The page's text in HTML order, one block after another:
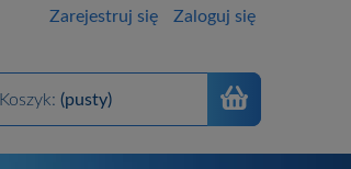
Zarejestruj się Zaloguj się
Koszyk: (pusty)